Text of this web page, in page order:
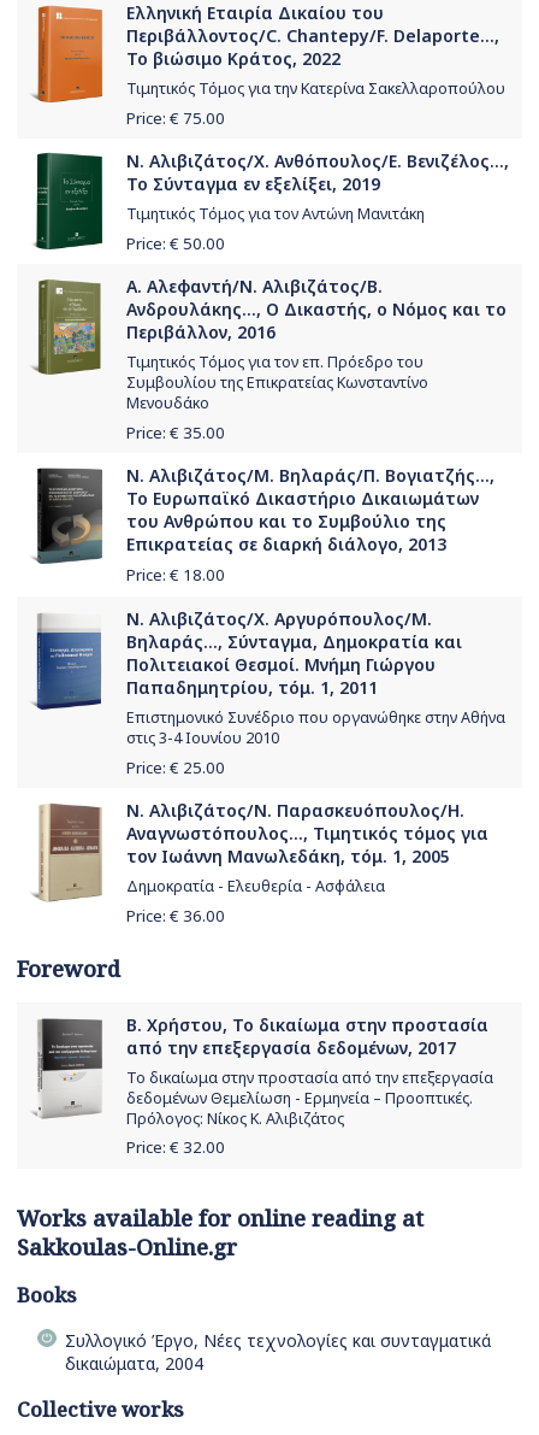
Ελληνική Εταιρία Δικαίου του
Περιβάλλοντος/C. Chantepy/F. Delaporte...,
Το βιώσιμο Κράτος, 2022
Τιμητικός Τόμος για την Κατερίνα Σακελλαροπούλου
Price: € 75.00
Ν. Αλιβιζάτος/Χ. Ανθόπουλος/Ε. Βενιζέλος...,
Το Σύνταγμα εν εξελίξει, 2019
Τιμητικός Τόμος για τον Αντώνη Μανιτάκη
Price: € 50.00
Α. Αλεφαντή/Ν. Αλιβιζάτος/Β.
Ανδρουλάκης..., Ο Δικαστής, ο Νόμος και το
Περιβάλλον, 2016
Τιμητικός Τόμος για τον επ. Πρόεδρο του
Συμβουλίου της Επικρατείας Κωνσταντίνο
Μενουδάκο
Price: € 35.00
Ν. Αλιβιζάτος/Μ. Βηλαράς/Π. Βογιατζής...,
Το Ευρωπαϊκό Δικαστήριο Δικαιωμάτων
του Ανθρώπου και το Συμβούλιο της
Επικρατείας σε διαρκή διάλογο, 2013
Price: € 18.00
Ν. Αλιβιζάτος/Χ. Αργυρόπουλος/Μ.
Βηλαράς..., Σύνταγμα, Δημοκρατία και
Πολιτειακοί Θεσμοί. Μνήμη Γιώργου
Παπαδημητρίου, τόμ. 1, 2011
Επιστημονικό Συνέδριο που οργανώθηκε στην Αθήνα
στις 3-4 Ιουνίου 2010
Price: € 25.00
Ν. Αλιβιζάτος/Ν. Παρασκευόπουλος/Η.
Αναγνωστόπουλος..., Τιμητικός τόμος για
τον Ιωάννη Μανωλεδάκη, τόμ. 1, 2005
Δημοκρατία - Ελευθερία - Ασφάλεια
Price: € 36.00
Foreword
Β. Χρήστου, Το δικαίωμα στην προστασία
από την επεξεργασία δεδομένων, 2017
Το δικαίωμα στην προστασία από την επεξεργασία
δεδομένων Θεμελίωση - Ερμηνεία – Προοπτικές.
Πρόλογος: Νίκος Κ. Αλιβιζάτος
Price: € 32.00
Works available for online reading at
Sakkoulas-Online.gr
Books
Συλλογικό Έργο, Νέες τεχνολογίες και συνταγματικά
δικαιώματα, 2004
Collective works